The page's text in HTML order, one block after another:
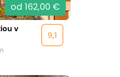
od 162,00 €
9,1
v